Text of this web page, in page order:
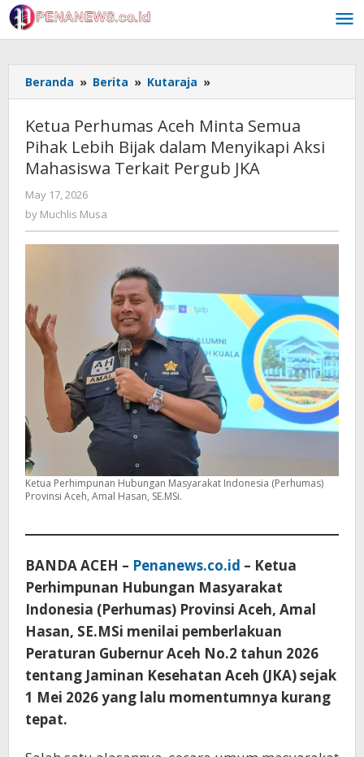
Skip
to
content
Beranda » Berita » Kutaraja »
Perhumas
Minta
Semua
Pihak
Lebih
Menyikapi
Pergub
Ketua Perhumas Aceh Minta Semua
Pihak Lebih Bijak dalam Menyikapi Aksi
Mahasiswa Terkait Pergub JKA
May 17, 2026
by Muchlis Musa
Ketua Perhimpunan Hubungan Masyarakat Indonesia (Perhumas)
Provinsi Aceh, Amal Hasan, SE.MSi.
BANDA ACEH – Penanews.co.id – Ketua
Perhimpunan Hubungan Masyarakat
Indonesia (Perhumas) Provinsi Aceh, Amal
Hasan, SE.MSi menilai pemberlakuan
Peraturan Gubernur Aceh No.2 tahun 2026
tentang Jaminan Kesehatan Aceh (JKA) sejak
1 Mei 2026 yang lalu momentumnya kurang
tepat.